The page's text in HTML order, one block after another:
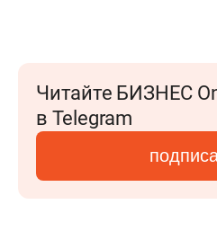
Читайте БИЗНЕС
в Telegram